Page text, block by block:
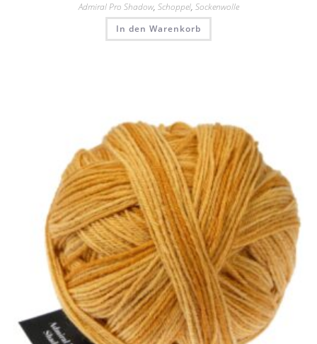
Admiral Pro Shadow, Schoppel, Sockenwolle
In den Warenkorb